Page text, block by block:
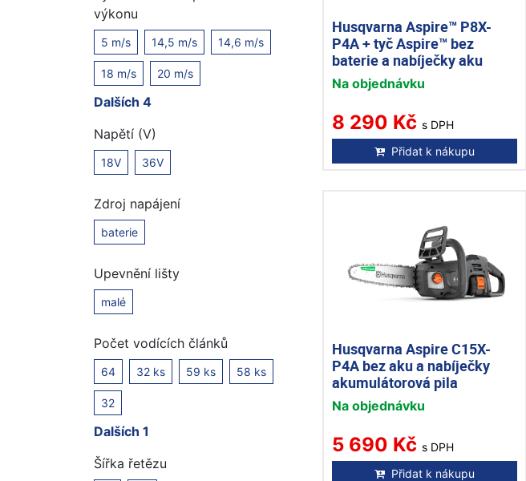
výkonu
5 m/s 14,5 m/s 14,6 m/s
18 m/s 20 m/s
Dalších 4
Napětí (V)
18V 36V
Zdroj napájení
baterie
Upevnění lišty
malé
Počet vodících článků
64 32 ks 59 ks 58 ks
32
Dalších 1
Šířka řetězu
Husqvarna Aspire™ P8X-
P4A + tyč Aspire™ bez
baterie a nabíječky aku
prořezávací pila
Na objednávku
8 290 Kč s DPH
Přidat k nákupu
Husqvarna Aspire C15X-
P4A bez aku a nabíječky
akumulátorová pila
Na objednávku
5 690 Kč s DPH
Přidat k nákupu